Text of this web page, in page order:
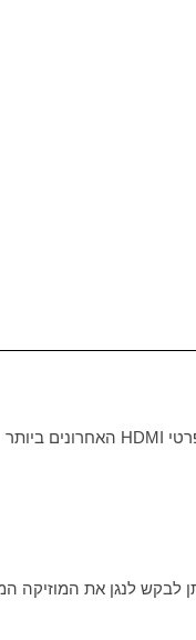
HDMI האחרונים ביותר
לבקש לנגן את המוזיקה